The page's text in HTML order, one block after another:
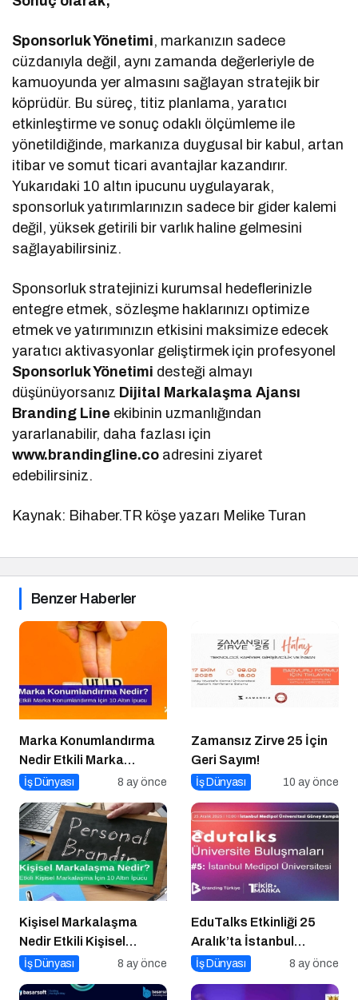
Sponsorluk Yönetimi, markanızın sadece
cüzdanıyla değil, aynı zamanda değerleriyle de
kamuoyunda yer almasını sağlayan stratejik bir
köprüdür. Bu süreç, titiz planlama, yaratıcı
etkinleştirme ve sonuç odaklı ölçümleme ile
yönetildiğinde, markanıza duygusal bir kabul, artan
itibar ve somut ticari avantajlar kazandırır.
Yukarıdaki 10 altın ipucunu uygulayarak,
sponsorluk yatırımlarınızın sadece bir gider kalemi
değil, yüksek getirili bir varlık haline gelmesini
sağlayabilirsiniz.
Sponsorluk stratejinizi kurumsal hedeflerinizle
entegre etmek, sözleşme haklarınızı optimize
etmek ve yatırımınızın etkisini maksimize edecek
yaratıcı aktivasyonlar geliştirmek için profesyonel
Sponsorluk Yönetimi desteği almayı
düşünüyorsanız Dijital Markalaşma Ajansı
Branding Line ekibinin uzmanlığından
yararlanabilir, daha fazlası için
www.brandingline.co adresini ziyaret
edebilirsiniz.
Kaynak: Bihaber.TR köşe yazarı Melike Turan
Benzer Haberler
Marka Konumlandırma
Nedir Etkili Marka
Konumlandırma İçin 10
İş Dünyası 8 ay önce
Zamansız Zirve 25 İçin
Geri Sayım!
İş Dünyası 10 ay önce
Kişisel Markalaşma
Nedir Etkili Kişisel
Markalaşma için 10 Altın
İş Dünyası 8 ay önce
EduTalks Etkinliği 25
Aralık’ta İstanbul
Medipol
İş Dünyası 8 ay önce